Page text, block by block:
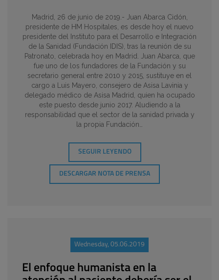
Madrid, 26 de junio de 2019.- Juan Abarca Cidón,
presidente de HM Hospitales, es desde hoy el nuevo
presidente del Instituto para el Desarrollo e Integración
de la Sanidad (Fundación IDIS), tras la reunión de su
Patronato, celebrada hoy en Madrid. Juan Abarca, que
fue uno de los fundadores de la Fundación y su
secretario general entre 2010 y 2015, sustituye en el
cargo a Luis Mayero, consejero de Asisa Lavinia y
delegado médico de Asisa Madrid, quien ha ocupado
este puesto desde junio 2017. Aludiendo a la
responsabilidad que el sector de la sanidad privada y
la propia Fundación…
SEGUIR LEYENDO
DESCARGAR NOTA DE PRENSA
Wednesday, 05.06.2019
El enfoque humanista en la